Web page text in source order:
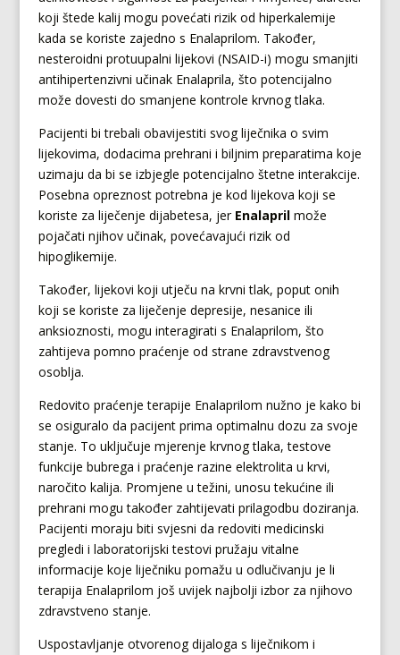
koji štede kalij mogu povećati rizik od hiperkalemije
kada se koriste zajedno s Enalaprilom. Također,
nesteroidni protuupalni lijekovi (NSAID-i) mogu smanjiti
antihipertenzivni učinak Enalaprila, što potencijalno
može dovesti do smanjene kontrole krvnog tlaka.
Pacijenti bi trebali obavijestiti svog liječnika o svim
lijekovima, dodacima prehrani i biljnim preparatima koje
uzimaju da bi se izbjegle potencijalno štetne interakcije.
Posebna opreznost potrebna je kod lijekova koji se
koriste za liječenje dijabetesa, jer Enalapril može
pojačati njihov učinak, povećavajući rizik od
hipoglikemije.
Također, lijekovi koji utječu na krvni tlak, poput onih
koji se koriste za liječenje depresije, nesanice ili
anksioznosti, mogu interagirati s Enalaprilom, što
zahtijeva pomno praćenje od strane zdravstvenog
osoblja.
Redovito praćenje terapije Enalaprilom nužno je kako bi
se osiguralo da pacijent prima optimalnu dozu za svoje
stanje. To uključuje mjerenje krvnog tlaka, testove
funkcije bubrega i praćenje razine elektrolita u krvi,
naročito kalija. Promjene u težini, unosu tekućine ili
prehrani mogu također zahtijevati prilagodbu doziranja.
Pacijenti moraju biti svjesni da redoviti medicinski
pregledi i laboratorijski testovi pružaju vitalne
informacije koje liječniku pomažu u odlučivanju je li
terapija Enalaprilom još uvijek najbolji izbor za njihovo
zdravstveno stanje.
Uspostavljanje otvorenog dijaloga s liječnikom i